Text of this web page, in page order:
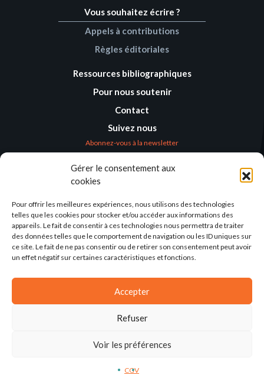
Gérer le consentement aux
cookies
Pour offrir les meilleures expériences, nous utilisons des technologies
telles que les cookies pour stocker et/ou accéder aux informations des
appareils. Le fait de consentir à ces technologies nous permettra de traiter
des données telles que le comportement de navigation ou les ID uniques sur
ce site. Le fait de ne pas consentir ou de retirer son consentement peut avoir
un effet négatif sur certaines caractéristiques et fonctions.
Accepter
Refuser
Voir les préférences
CGV
Vous souhaitez écrire ?
Appels à contributions
Règles éditoriales
Ressources bibliographiques
Pour nous soutenir
Contact
Suivez nous
Abonnez-vous à la newsletter
Humanitaires –
Humanitarian
Alternatives
138 avenue des Frères
Lumière – CS 88379
2025©ALTERNATIVES-HUMANITAIRES
MENTIONS LÉGALESCONCEPTION: AGENCE-KN